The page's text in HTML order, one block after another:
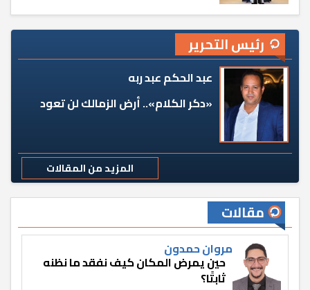
رئيس التحرير
عبد الحكم عبد ربه
«دكر الكلام».. أرض الزمالك لن تعود
المزيد من المقالات
مقالات
مروان حمدون
حين يمرض المكان كيف نفقد ما نظنه
ثابتًا؟